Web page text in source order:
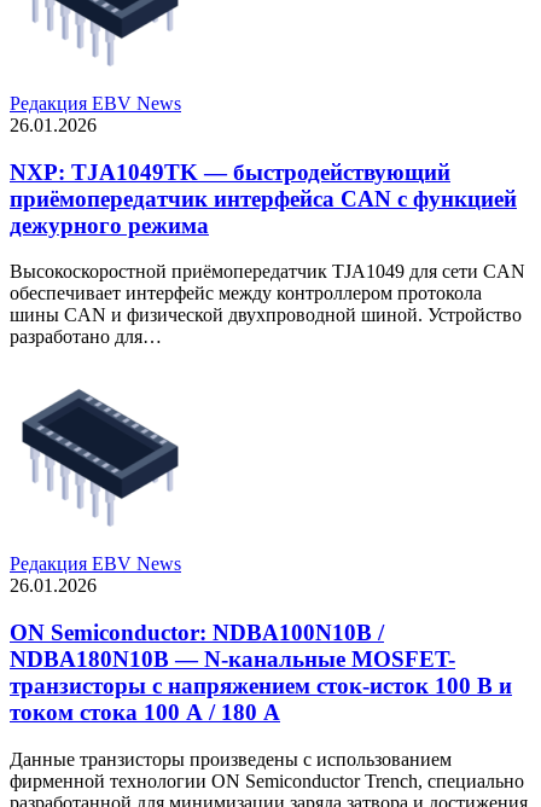
Редакция EBV News
26.01.2026
NXP: TJA1049TK — быстродействующий
приёмопередатчик интерфейса CAN с функцией
дежурного режима
Высокоскоростной приёмопередатчик TJA1049 для сети CAN
обеспечивает интерфейс между контроллером протокола
шины CAN и физической двухпроводной шиной. Устройство
разработано для…
Редакция EBV News
26.01.2026
ON Semiconductor: NDBA100N10B /
NDBA180N10B — N-канальные MOSFET-
транзисторы с напряжением сток-исток 100 В и
током стока 100 А / 180 А
Данные транзисторы произведены с использованием
фирменной технологии ON Semiconductor Trench, специально
разработанной для минимизации заряда затвора и достижения